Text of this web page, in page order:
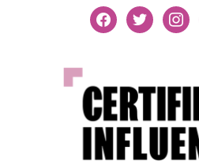
facebooktwitter